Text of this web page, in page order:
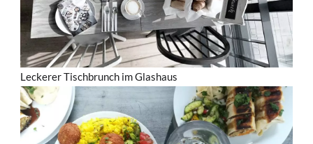
Leckerer Tischbrunch im Glashaus